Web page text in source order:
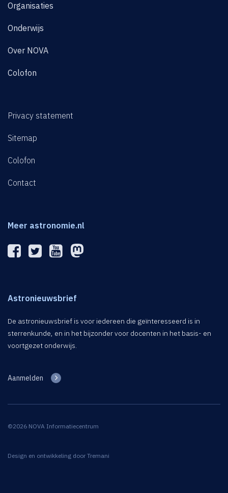
Organisaties
Onderwijs
Over NOVA
Colofon
Privacy statement
Sitemap
Colofon
Contact
Meer astronomie.nl
Astronieuwsbrief
De astronieuwsbrief is voor iedereen die geïnteresseerd is in
sterrenkunde, en in het bijzonder voor docenten in het basis- en
voortgezet onderwijs.
Aanmelden
©2026 NOVA Informatiecentrum
Design en ontwikkeling door Tremani